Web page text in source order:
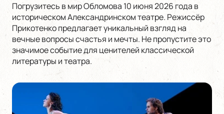
Погрузитесь в мир Обломова 10 июня 2026 года в
историческом Александринском театре. Режиссёр
Прикотенко предлагает уникальный взгляд на
вечные вопросы счастья и мечты. Не пропустите это
значимое событие для ценителей классической
литературы и театра.